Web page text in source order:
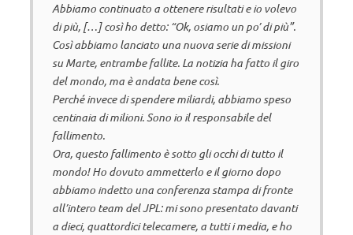
Abbiamo continuato a ottenere risultati e io volevo
di più, […] così ho detto: “Ok, osiamo un po’ di più”.
Così abbiamo lanciato una nuova serie di missioni
su Marte, entrambe fallite. La notizia ha fatto il giro
del mondo, ma è andata bene così.
Perché invece di spendere miliardi, abbiamo speso
centinaia di milioni. Sono io il responsabile del
fallimento.
Ora, questo fallimento è sotto gli occhi di tutto il
mondo! Ho dovuto ammetterlo e il giorno dopo
abbiamo indetto una conferenza stampa di fronte
all’intero team del JPL: mi sono presentato davanti
a dieci, quattordici telecamere, a tutti i media, e ho